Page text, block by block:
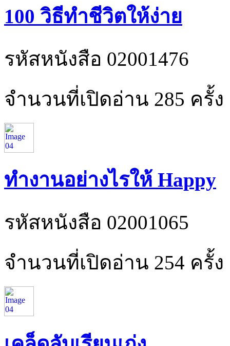
100 วิธีทำชีวิตให้ง่าย
รหัสหนังสือ 02001476
จำนวนที่เปิดอ่าน 285 ครั้ง
ทำงานอย่างไรให้ Happy
รหัสหนังสือ 02001065
จำนวนที่เปิดอ่าน 254 ครั้ง